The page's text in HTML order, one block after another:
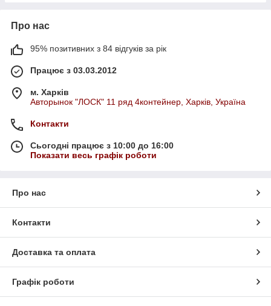
Про нас
95% позитивних з 84 відгуків за рік
Працює з 03.03.2012
м. Харків
Авторынок "ЛОСК" 11 ряд 4контейнер, Харків, Україна
Контакти
Сьогодні працює з 10:00 до 16:00
Показати весь графік роботи
Про нас
Контакти
Доставка та оплата
Графік роботи